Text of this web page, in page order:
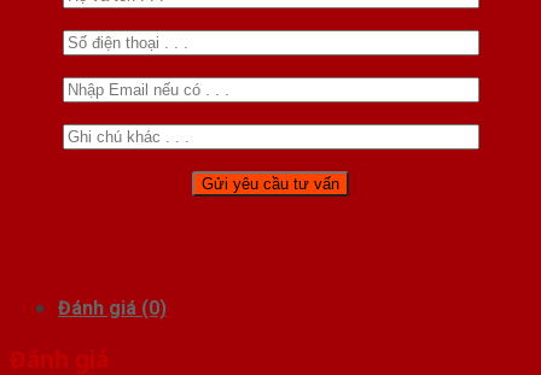
Đánh giá (0)
Đánh giá